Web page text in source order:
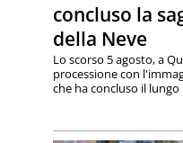
concluso la
della Neve
Lo scorso 5 agosto, a
processione con
che ha concluso il